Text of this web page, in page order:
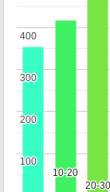
10-20
10-20
20-30
20-30
100
100
200
200
300
300
400
400